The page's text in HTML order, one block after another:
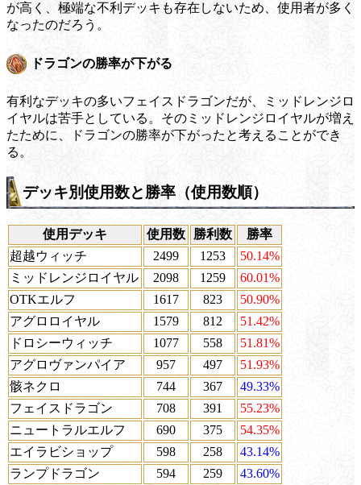
が高く、極端な不利デッキも存在しないため、使用者が多く
なったのだろう。
ドラゴンの勝率が下がる
有利なデッキの多いフェイスドラゴンだが、ミッドレンジロ
イヤルは苦手としている。そのミッドレンジロイヤルが増え
たために、ドラゴンの勝率が下がったと考えることができ
る。
デッキ別使用数と勝率（使用数順）
使用デッキ 使用数 勝利数
勝率
超越ウィッチ
2499 1253
50.14%
ミッドレンジロイヤル
2098 1259
60.01%
OTKエルフ
1617 823
50.90%
アグロロイヤル
1579 812
51.42%
ドロシーウィッチ
1077 558
51.81%
アグロヴァンパイア
957 497
51.93%
骸ネクロ
744 367
49.33%
フェイスドラゴン
708 391
55.23%
ニュートラルエルフ
690 375
54.35%
エイラビショップ
598 258
43.14%
ランプドラゴン
594 259
43.60%